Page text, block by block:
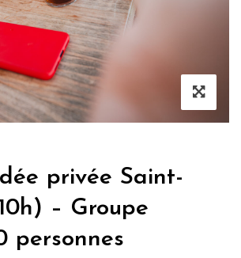
privée Saint-
– Groupe
personnes